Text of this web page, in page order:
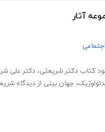
آثار
کتاب دکتر شریعتی، دکتر علی
، جهان بینی از دیدگاه